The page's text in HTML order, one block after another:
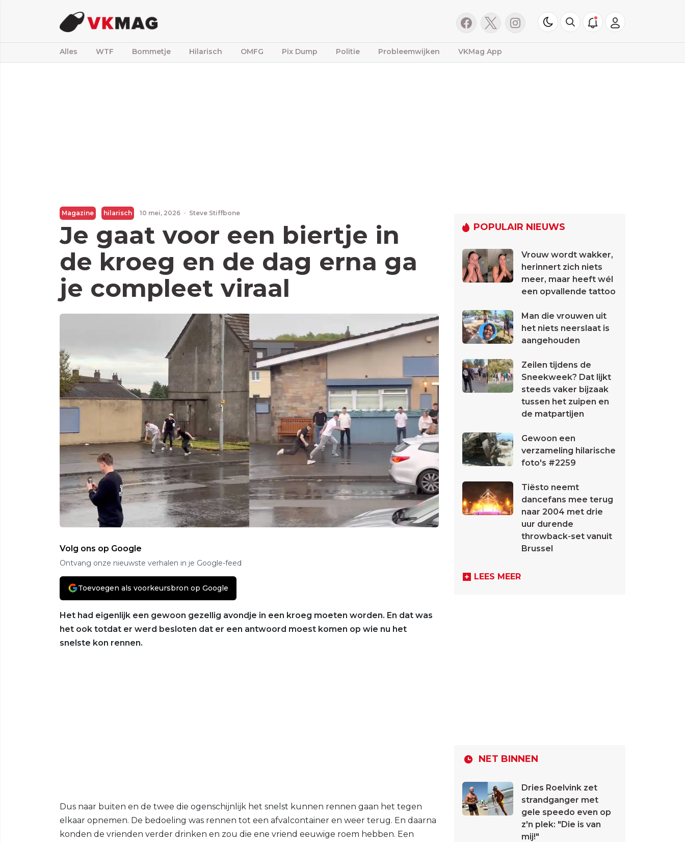
Alles WTF Bommetje Hilarisch OMFG Pix Dump Politie Probleemwijken VKMag App
Magazine hilarisch 10 mei, 2026 · Steve Stiffbone
Je gaat voor een biertje in
de kroeg en de dag erna ga
je compleet viraal
Volg ons op Google
Ontvang onze nieuwste verhalen in je Google-feed
Toevoegen als voorkeursbron op Google
Het had eigenlijk een gewoon gezellig avondje in een kroeg moeten worden. En dat was
het ook totdat er werd besloten dat er een antwoord moest komen op wie nu het
snelste kon rennen.
Dus naar buiten en de twee die ogenschijnlijk het snelst kunnen rennen gaan het tegen
elkaar opnemen. De bedoeling was rennen tot een afvalcontainer en weer terug. En daarna
konden de vrienden verder drinken en zou die ene vriend eeuwige roem hebben. Een
POPULAIR NIEUWS
Vrouw wordt wakker,
herinnert zich niets
meer, maar heeft wél
een opvallende tattoo
Man die vrouwen uit
het niets neerslaat is
aangehouden
Zeilen tijdens de
Sneekweek? Dat lijkt
steeds vaker bijzaak
tussen het zuipen en
de matpartijen
Gewoon een
verzameling hilarische
foto's #2259
Tiësto neemt
dancefans mee terug
naar 2004 met drie
uur durende
throwback-set vanuit
Brussel
LEES MEER
NET BINNEN
Dries Roelvink zet
strandganger met
gele speedo even op
z'n plek: "Die is van
mij!"